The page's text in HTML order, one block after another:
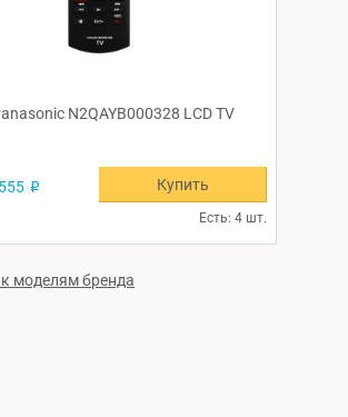
N2QAYB000328 LCD TV
555 p
Есть: 4 шт.
Купить
моделям бренда